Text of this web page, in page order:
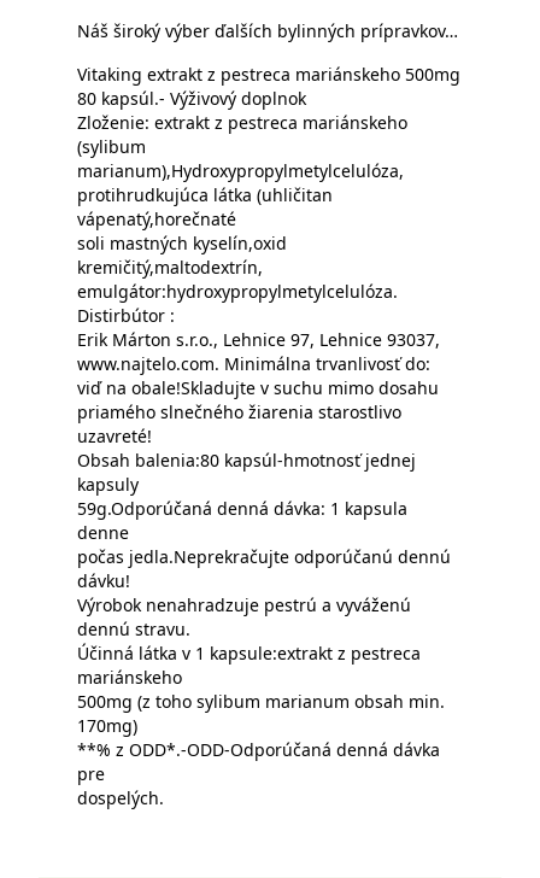
Náš široký výber ďalších bylinných prípravkov…
Vitaking extrakt z pestreca mariánskeho 500mg
80 kapsúl.- Výživový doplnok
Zloženie: extrakt z pestreca mariánskeho
(sylibum
marianum),Hydroxypropylmetylcelulóza,
protihrudkujúca látka (uhličitan
vápenatý,horečnaté
soli mastných kyselín,oxid
kremičitý,maltodextrín,
emulgátor:hydroxypropylmetylcelulóza.
Distirbútor :
Erik Márton s.r.o., Lehnice 97, Lehnice 93037,
www.najtelo.com. Minimálna trvanlivosť do:
viď na obale!Skladujte v suchu mimo dosahu
priamého slnečného žiarenia starostlivo
uzavreté!
Obsah balenia:80 kapsúl-hmotnosť jednej
kapsuly
59g.Odporúčaná denná dávka: 1 kapsula
denne
počas jedla.Neprekračujte odporúčanú dennú
dávku!
Výrobok nenahradzuje pestrú a vyváženú
dennú stravu.
Účinná látka v 1 kapsule:extrakt z pestreca
mariánskeho
500mg (z toho sylibum marianum obsah min.
170mg)
**% z ODD*.-ODD-Odporúčaná denná dávka
pre
dospelých.